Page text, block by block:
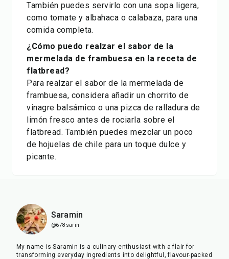
También puedes servirlo con una sopa ligera,
como tomate y albahaca o calabaza, para una
comida completa.
¿Cómo puedo realzar el sabor de la
mermelada de frambuesa en la receta de
flatbread?
Para realzar el sabor de la mermelada de
frambuesa, considera añadir un chorrito de
vinagre balsámico o una pizca de ralladura de
limón fresco antes de rociarla sobre el
flatbread. También puedes mezclar un poco
de hojuelas de chile para un toque dulce y
picante.
Saramin
@678sarin
My name is Saramin is a culinary enthusiast with a flair for
transforming everyday ingredients into delightful, flavour-packed